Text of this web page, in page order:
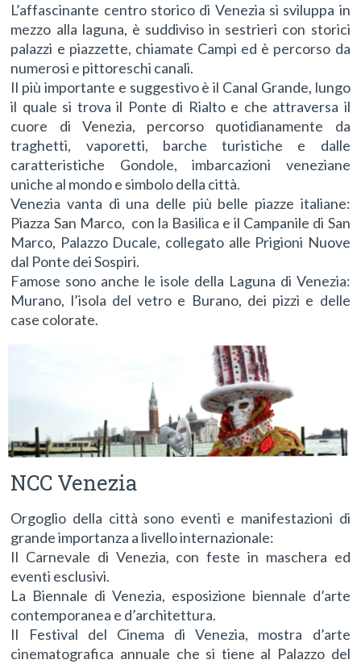
L’affascinante centro storico di Venezia si sviluppa in
mezzo alla laguna, è suddiviso in sestrieri con storici
palazzi e piazzette, chiamate Campi ed è percorso da
numerosi e pittoreschi canali.
Il più importante e suggestivo è il Canal Grande, lungo
il quale si trova il Ponte di Rialto e che attraversa il
cuore di Venezia, percorso quotidianamente da
traghetti, vaporetti, barche turistiche e dalle
caratteristiche Gondole, imbarcazioni veneziane
uniche al mondo e simbolo della città.
Venezia vanta di una delle più belle piazze italiane:
Piazza San Marco, con la Basilica e il Campanile di San
Marco, Palazzo Ducale, collegato alle Prigioni Nuove
dal Ponte dei Sospiri.
Famose sono anche le isole della Laguna di Venezia:
Murano, l’isola del vetro e Burano, dei pizzi e delle
case colorate.
NCC Venezia
Orgoglio della città sono eventi e manifestazioni di
grande importanza a livello internazionale:
Il Carnevale di Venezia, con feste in maschera ed
eventi esclusivi.
La Biennale di Venezia, esposizione biennale d’arte
contemporanea e d’architettura.
Il Festival del Cinema di Venezia, mostra d’arte
cinematografica annuale che si tiene al Palazzo del